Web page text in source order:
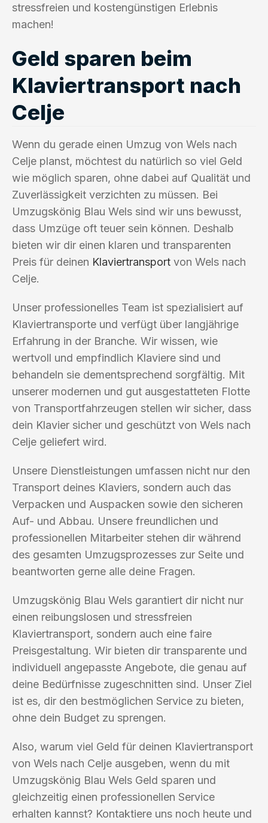
stressfreien und kostengünstigen Erlebnis
machen!
Geld sparen beim
Klaviertransport nach
Celje
Wenn du gerade einen Umzug von Wels nach
Celje planst, möchtest du natürlich so viel Geld
wie möglich sparen, ohne dabei auf Qualität und
Zuverlässigkeit verzichten zu müssen. Bei
Umzugskönig Blau Wels sind wir uns bewusst,
dass Umzüge oft teuer sein können. Deshalb
bieten wir dir einen klaren und transparenten
Preis für deinen Klaviertransport von Wels nach
Celje.
Unser professionelles Team ist spezialisiert auf
Klaviertransporte und verfügt über langjährige
Erfahrung in der Branche. Wir wissen, wie
wertvoll und empfindlich Klaviere sind und
behandeln sie dementsprechend sorgfältig. Mit
unserer modernen und gut ausgestatteten Flotte
von Transportfahrzeugen stellen wir sicher, dass
dein Klavier sicher und geschützt von Wels nach
Celje geliefert wird.
Unsere Dienstleistungen umfassen nicht nur den
Transport deines Klaviers, sondern auch das
Verpacken und Auspacken sowie den sicheren
Auf- und Abbau. Unsere freundlichen und
professionellen Mitarbeiter stehen dir während
des gesamten Umzugsprozesses zur Seite und
beantworten gerne alle deine Fragen.
Umzugskönig Blau Wels garantiert dir nicht nur
einen reibungslosen und stressfreien
Klaviertransport, sondern auch eine faire
Preisgestaltung. Wir bieten dir transparente und
individuell angepasste Angebote, die genau auf
deine Bedürfnisse zugeschnitten sind. Unser Ziel
ist es, dir den bestmöglichen Service zu bieten,
ohne dein Budget zu sprengen.
Also, warum viel Geld für deinen Klaviertransport
von Wels nach Celje ausgeben, wenn du mit
Umzugskönig Blau Wels Geld sparen und
gleichzeitig einen professionellen Service
erhalten kannst? Kontaktiere uns noch heute und